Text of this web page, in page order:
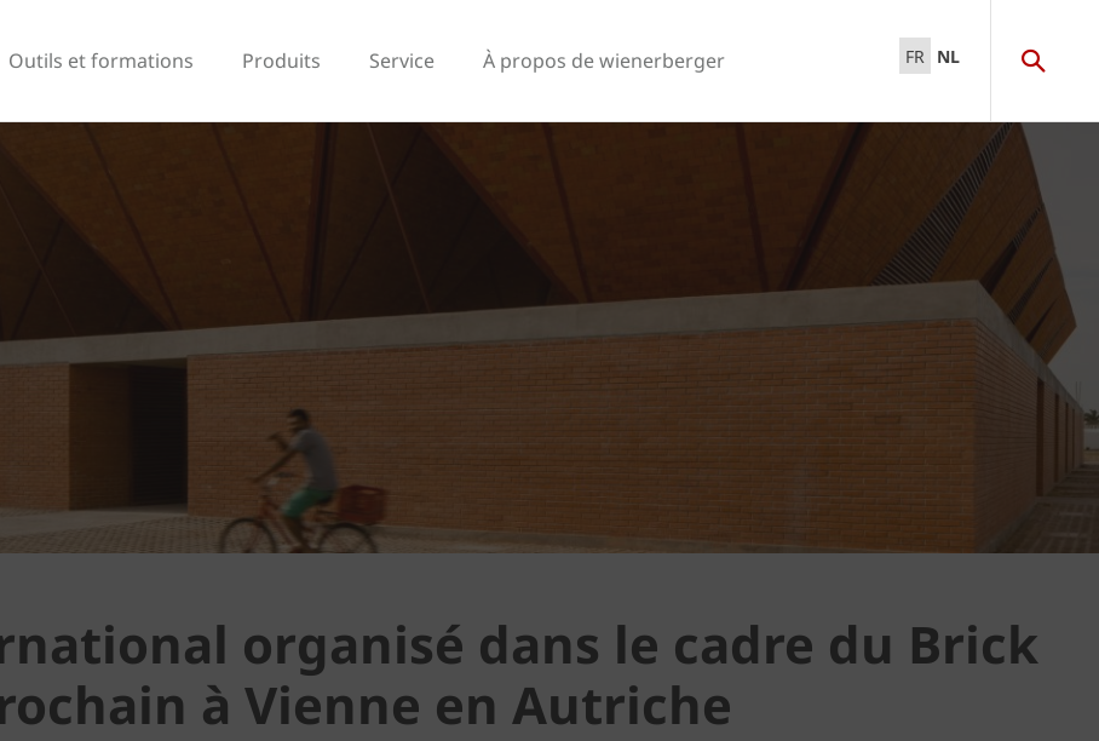
Outils et formations Produits Service À propos de wienerberger FR NL
organisé dans le cadre du Brick
à Vienne en Autriche